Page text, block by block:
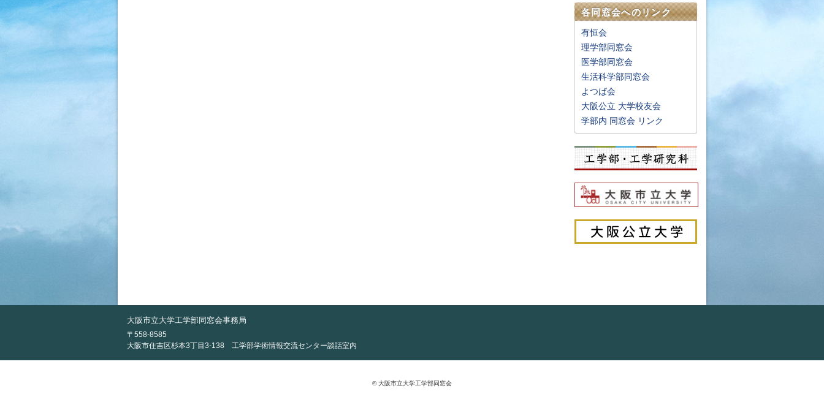
各同窓会へのリンク
有恒会
理学部同窓会
医学部同窓会
生活科学部同窓会
よつば会
大阪公立 大学校友会
学部内 同窓会 リンク
大阪市立大学工学部同窓会事務局
〒558-8585
大阪市住吉区杉本3丁目3-138 工学部学術情報交流センター談話室内
© 大阪市立大学工学部同窓会